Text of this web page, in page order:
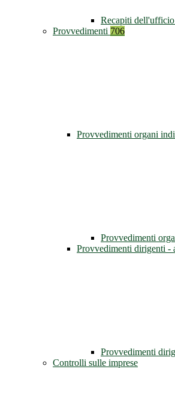
Recapiti dell'ufficio
Provvedimenti 706
Provvedimenti organi
Provvedimenti
Provvedimenti dirigenti -
Provvedimenti
Controlli sulle imprese